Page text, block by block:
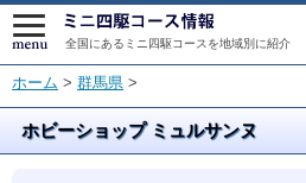
全国にあるミニ四駆コースを地域別に紹介
ホーム > 群馬県 >
ホビーショップ ミュルサンヌ